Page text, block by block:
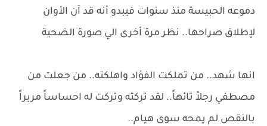
دموعه الحبيسة منذ سنوات فيبدو أنه قد آن الأوان
لإطلاق صراحها.. نظر مرة أخرى الي صورة الضحية
انها شهد.. من تملكت الفؤاد واهلكته.. من جعلت من
مصطفي رجلاً تائهاً.. لقد تركته وتركت له احساساً مريراً
بالنقص لم يمحه سوى هيام..